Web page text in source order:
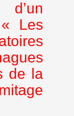
Les
de la